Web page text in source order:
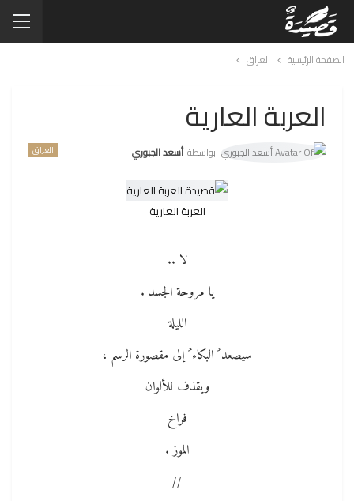
الصفحة الرئيسية العراق
العربة العارية
العراق بواسطة أسعد الجبوري
العربة العارية
لا ..
يا مروحة الجسد .
الليلة
سيصعد ُ البكاء ُ إلى مقصورة الرسم ،
ويقذف للألوان
فراخ
الموز .
//